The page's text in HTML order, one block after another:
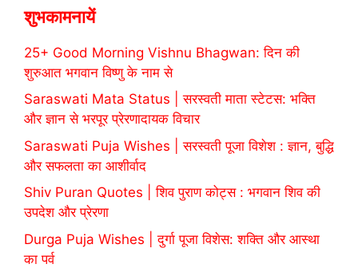
शुभकामनायें
25+ Good Morning Vishnu Bhagwan: दिन की
शुरुआत भगवान विष्णु के नाम से
Saraswati Mata Status | सरस्वती माता स्टेटस: भक्ति
और ज्ञान से भरपूर प्रेरणादायक विचार
Saraswati Puja Wishes | सरस्वती पूजा विशेश : ज्ञान, बुद्धि
और सफलता का आशीर्वाद
Shiv Puran Quotes | शिव पुराण कोट्स : भगवान शिव की
उपदेश और प्रेरणा
Durga Puja Wishes | दुर्गा पूजा विशेस: शक्ति और आस्था
का पर्व